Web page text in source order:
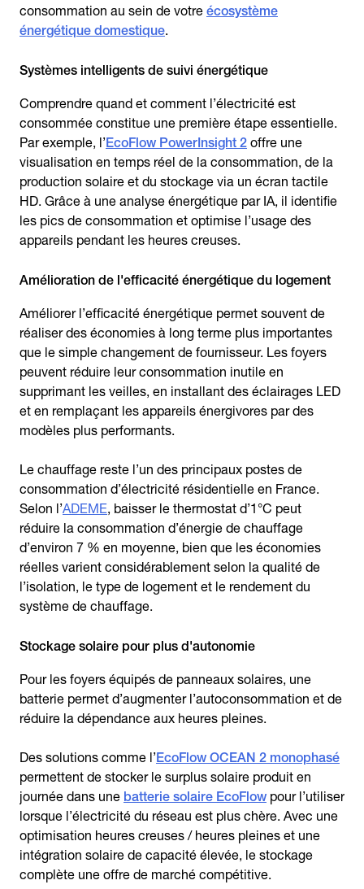
consommation au sein de votre écosystème
énergétique domestique.
Systèmes intelligents de suivi énergétique
Comprendre quand et comment l’électricité est
consommée constitue une première étape essentielle.
Par exemple, l’EcoFlow PowerInsight 2 offre une
visualisation en temps réel de la consommation, de la
production solaire et du stockage via un écran tactile
HD. Grâce à une analyse énergétique par IA, il identifie
les pics de consommation et optimise l’usage des
appareils pendant les heures creuses.
Amélioration de l'efficacité énergétique du logement
Améliorer l’efficacité énergétique permet souvent de
réaliser des économies à long terme plus importantes
que le simple changement de fournisseur. Les foyers
peuvent réduire leur consommation inutile en
supprimant les veilles, en installant des éclairages LED
et en remplaçant les appareils énergivores par des
modèles plus performants.
Le chauffage reste l’un des principaux postes de
consommation d’électricité résidentielle en France.
Selon l’ADEME, baisser le thermostat d’1°C peut
réduire la consommation d’énergie de chauffage
d’environ 7 % en moyenne, bien que les économies
réelles varient considérablement selon la qualité de
l’isolation, le type de logement et le rendement du
système de chauffage.
Stockage solaire pour plus d'autonomie
Pour les foyers équipés de panneaux solaires, une
batterie permet d’augmenter l’autoconsommation et de
réduire la dépendance aux heures pleines.
Des solutions comme l’EcoFlow OCEAN 2 monophasé
permettent de stocker le surplus solaire produit en
journée dans une batterie solaire EcoFlow pour l’utiliser
lorsque l’électricité du réseau est plus chère. Avec une
optimisation heures creuses / heures pleines et une
intégration solaire de capacité élevée, le stockage
complète une offre de marché compétitive.